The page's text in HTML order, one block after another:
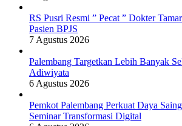
RS Pusri Resmi ” Pecat ” Dokter
Pasien BPJS
7 Agustus 2026
Palembang Targetkan Lebih Banyak
Adiwiyata
6 Agustus 2026
Pemkot Palembang Perkuat Daya
Seminar Transformasi Digital